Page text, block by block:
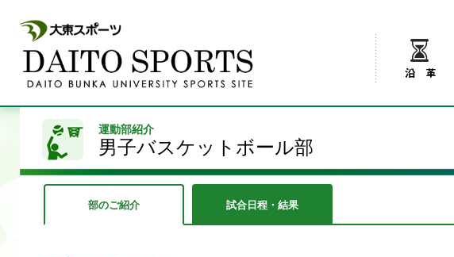
運動部紹介
男子バスケットボール部
部のご紹介 試合日程・結果